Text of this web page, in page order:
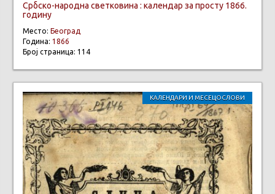
Србско-народна светковина : календар за просту 1866.
годину
Место: Београд
Година: 1866
Број страница: 114
КАЛЕНДАРИ И МЕСЕЦОСЛОВИ